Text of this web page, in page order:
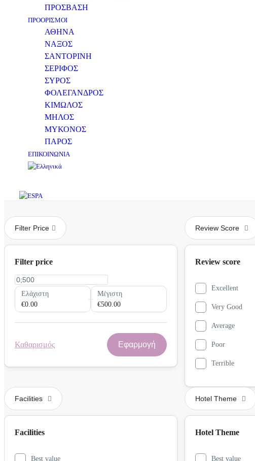
ΠΡΟΣΒΑΣΗ
ΠΡΟΟΡΙΣΜΟΙ
ΑΘΗΝΑ
ΝΑΞΟΣ
ΣΑΝΤΟΡΙΝΗ
ΣΕΡΙΦΟΣ
ΣΥΡΟΣ
ΦΟΛΕΓΑΝΔΡΟΣ
ΚΙΜΩΛΟΣ
ΜΗΛΟΣ
ΜΥΚΟΝΟΣ
ΠΑΡΟΣ
ΕΠΙΚΟΙΝΩΝΙΑ
Filter Price
Filter price
Ελάχιστη
€0.00
Μέγιστη
€500.00
Καθαρισμός Εφαρμογή
Review Score
Review score
Excellent
Very Good
Average
Poor
Terrible
Facilities
Facilities
Best value
Hotel Theme
Hotel Theme
Best value